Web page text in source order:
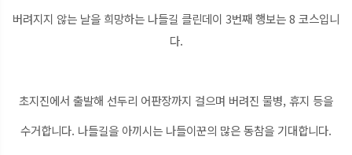
버려지지 않는 날을 희망하는 나들길 클린데이 3번째 행보는 8 코스입니
다.
초지진에서 출발해 선두리 어판장까지 걸으며 버려진 물병, 휴지 등을
수거합니다. 나들길을 아끼시는 나들이꾼의 많은 동참을 기대합니다.